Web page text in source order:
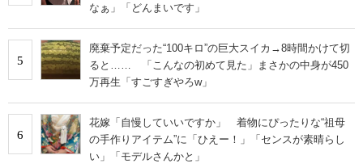
なぁ」「どんまいです」
5
廃棄予定だった“100キロ”の巨大スイカ→8時間かけて切
ると…… 「こんなの初めて見た」まさかの中身が450
万再生「すごすぎやろw」
6
花嫁「自慢していいですか」 着物にぴったりな“祖母
の手作りアイテム”に「ひえー！」「センスが素晴らし
い」「モデルさんかと」